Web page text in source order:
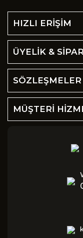
HIZLI ERİŞİM
ÜYELİK &
SÖZLEŞMELER
MÜŞTERİ